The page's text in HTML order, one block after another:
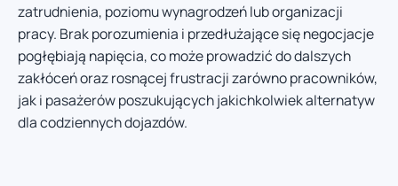
zatrudnienia, poziomu wynagrodzeń lub organizacji
pracy. Brak porozumienia i przedłużające się negocjacje
pogłębiają napięcia, co może prowadzić do dalszych
zakłóceń oraz rosnącej frustracji zarówno pracowników,
jak i pasażerów poszukujących jakichkolwiek alternatyw
dla codziennych dojazdów.